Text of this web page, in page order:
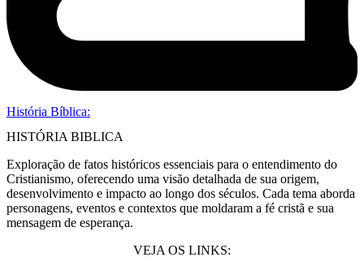
História Bíblica:
HISTÓRIA BIBLICA
Exploração de fatos históricos essenciais para o entendimento do
Cristianismo, oferecendo uma visão detalhada de sua origem,
desenvolvimento e impacto ao longo dos séculos. Cada tema aborda
personagens, eventos e contextos que moldaram a fé cristã e sua
mensagem de esperança.
VEJA OS LINKS: